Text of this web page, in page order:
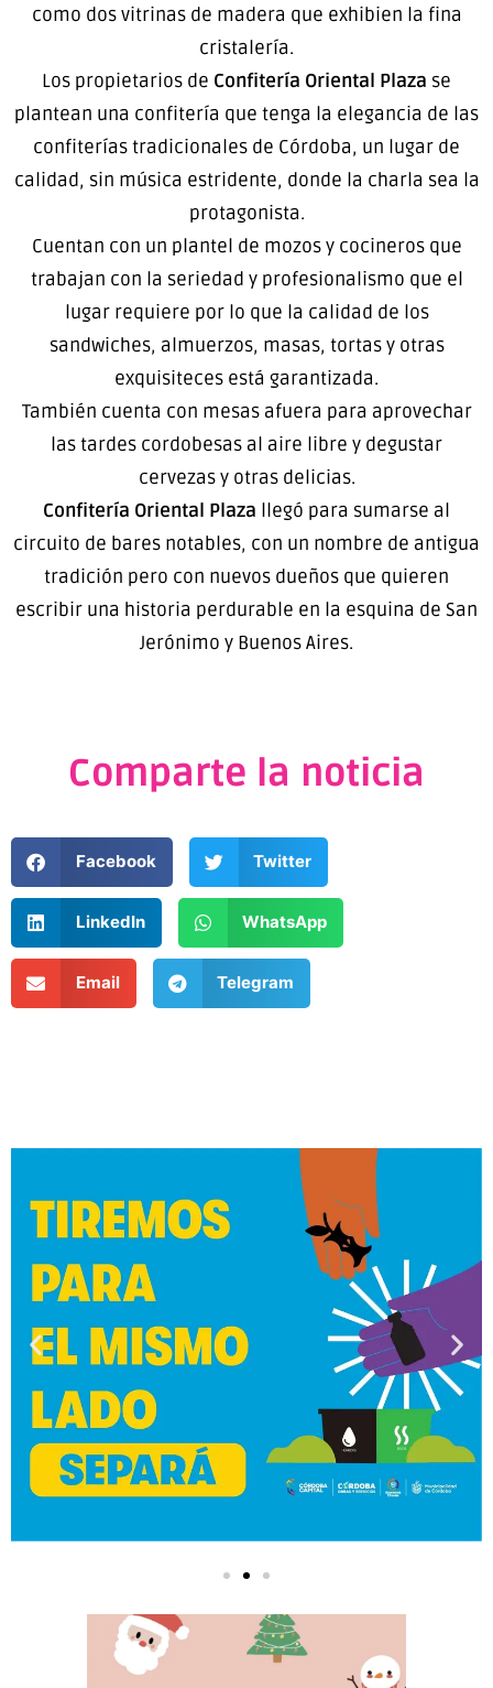
como dos vitrinas de madera que exhibien la fina
cristalería.
Los propietarios de Confitería Oriental Plaza se
plantean una confitería que tenga la elegancia de las
confiterías tradicionales de Córdoba, un lugar de
calidad, sin música estridente, donde la charla sea la
protagonista.
Cuentan con un plantel de mozos y cocineros que
trabajan con la seriedad y profesionalismo que el
lugar requiere por lo que la calidad de los
sandwiches, almuerzos, masas, tortas y otras
exquisiteces está garantizada.
También cuenta con mesas afuera para aprovechar
las tardes cordobesas al aire libre y degustar
cervezas y otras delicias.
Confitería Oriental Plaza llegó para sumarse al
circuito de bares notables, con un nombre de antigua
tradición pero con nuevos dueños que quieren
escribir una historia perdurable en la esquina de San
Jerónimo y Buenos Aires.
Comparte la noticia
Facebook Twitter
LinkedIn WhatsApp
Email Telegram